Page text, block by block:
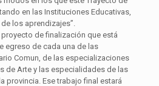
en las Instituciones Educativas,
los aprendizajes”.
de finalización que está
egreso de cada una de las
Comun, de las especializaciones
de Arte y las especialidades de las
provincia. Ese trabajo final estará